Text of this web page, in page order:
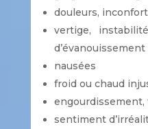
douleurs,
vertige,
d’évanouissement
nausées
froid ou chaud
sentiment